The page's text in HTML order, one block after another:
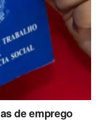
de emprego